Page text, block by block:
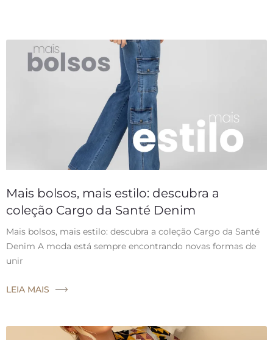
Mais bolsos, mais estilo: descubra a
coleção Cargo da Santé Denim
Mais bolsos, mais estilo: descubra a coleção Cargo da Santé
Denim A moda está sempre encontrando novas formas de
unir
LEIA MAIS